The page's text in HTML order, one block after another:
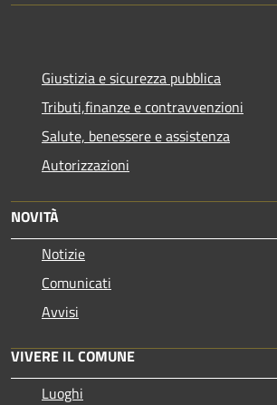
Giustizia e sicurezza pubblica
Tributi,finanze e contravvenzioni
Salute, benessere e assistenza
Autorizzazioni
NOVITÀ
Notizie
Comunicati
Avvisi
VIVERE IL COMUNE
Luoghi